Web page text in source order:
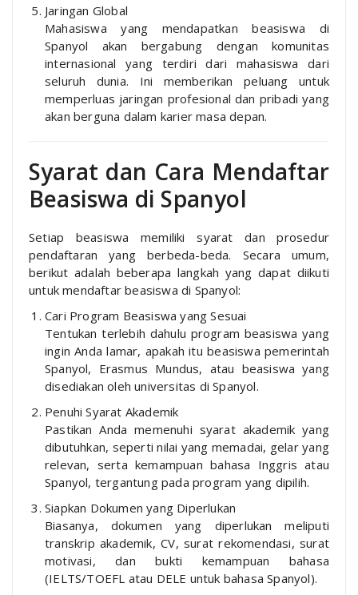
Jaringan Global
Mahasiswa yang mendapatkan beasiswa di
Spanyol akan bergabung dengan komunitas
internasional yang terdiri dari mahasiswa dari
seluruh dunia. Ini memberikan peluang untuk
memperluas jaringan profesional dan pribadi yang
akan berguna dalam karier masa depan.
Syarat dan Cara Mendaftar
Beasiswa di Spanyol
Setiap beasiswa memiliki syarat dan prosedur
pendaftaran yang berbeda-beda. Secara umum,
berikut adalah beberapa langkah yang dapat diikuti
untuk mendaftar beasiswa di Spanyol:
Cari Program Beasiswa yang Sesuai
Tentukan terlebih dahulu program beasiswa yang
ingin Anda lamar, apakah itu beasiswa pemerintah
Spanyol, Erasmus Mundus, atau beasiswa yang
disediakan oleh universitas di Spanyol.
Penuhi Syarat Akademik
Pastikan Anda memenuhi syarat akademik yang
dibutuhkan, seperti nilai yang memadai, gelar yang
relevan, serta kemampuan bahasa Inggris atau
Spanyol, tergantung pada program yang dipilih.
Siapkan Dokumen yang Diperlukan
Biasanya, dokumen yang diperlukan meliputi
transkrip akademik, CV, surat rekomendasi, surat
motivasi, dan bukti kemampuan bahasa
(IELTS/TOEFL atau DELE untuk bahasa Spanyol).